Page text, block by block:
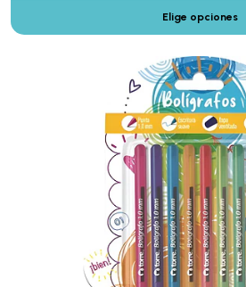
Elige opciones